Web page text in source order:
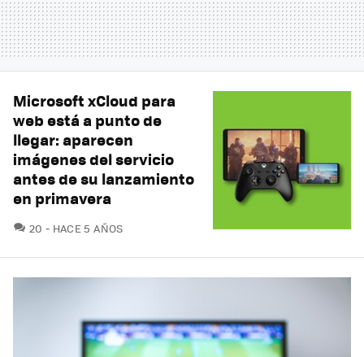
Microsoft xCloud para
web está a punto de
llegar: aparecen
imágenes del servicio
antes de su lanzamiento
en primavera
20 COMENTARIOS
HACE 5 AÑOS